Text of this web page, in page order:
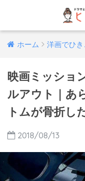
ホーム 洋画でひき
映画ミッショ
ルアウト｜あ
トムが骨折し
2018/08/13